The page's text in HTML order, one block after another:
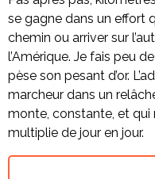
se gagne dans un effort
chemin ou arriver sur
l’Amérique. Je fais peu
pèse son pesant d’or.
marcheur dans un
monte, constante, et qui
multiplie de jour en jour.